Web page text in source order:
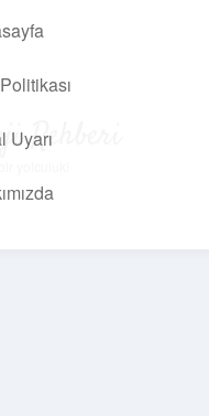
Uyarı
Rehberi